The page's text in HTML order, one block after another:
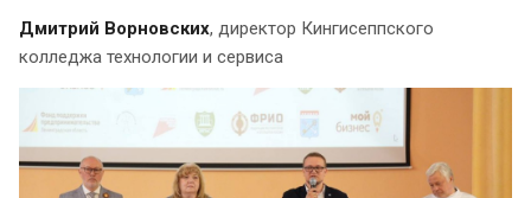
Дмитрий Ворновских, директор Кингисеппского
колледжа технологии и сервиса